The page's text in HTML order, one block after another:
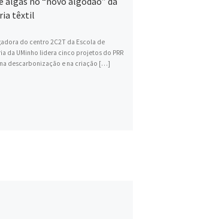
têxtil
do centro 2C2T da Escola de
da UMinho lidera cinco projetos do PRR
descarbonização e na criação […]